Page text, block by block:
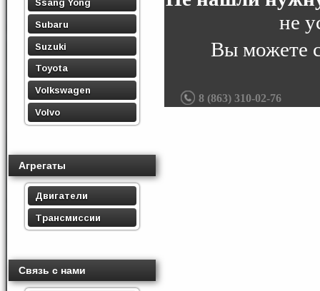
Subaru
Suzuki
Toyota
Volkswagen
Volvo
Агрегаты
Двигатели
Трансмиссии
Связь с нами
не
Вы можете
8 (863) 310-02-76